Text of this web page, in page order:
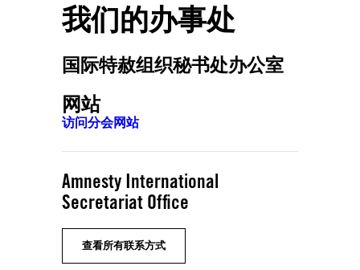
我们的办事处
国际特赦组织秘书处办公室
网站
访问分会网站
Amnesty International
Secretariat Office
查看所有联系方式